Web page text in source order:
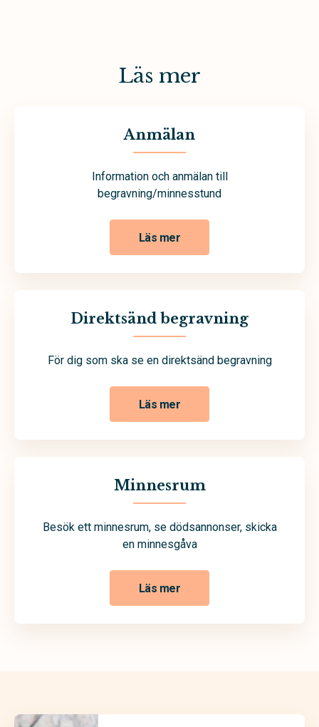
Läs mer
Anmälan
Information och anmälan till
begravning/minnesstund
Läs mer
Direktsänd begravning
För dig som ska se en direktsänd begravning
Läs mer
Minnesrum
Besök ett minnesrum, se dödsannonser, skicka
en minnesgåva
Läs mer